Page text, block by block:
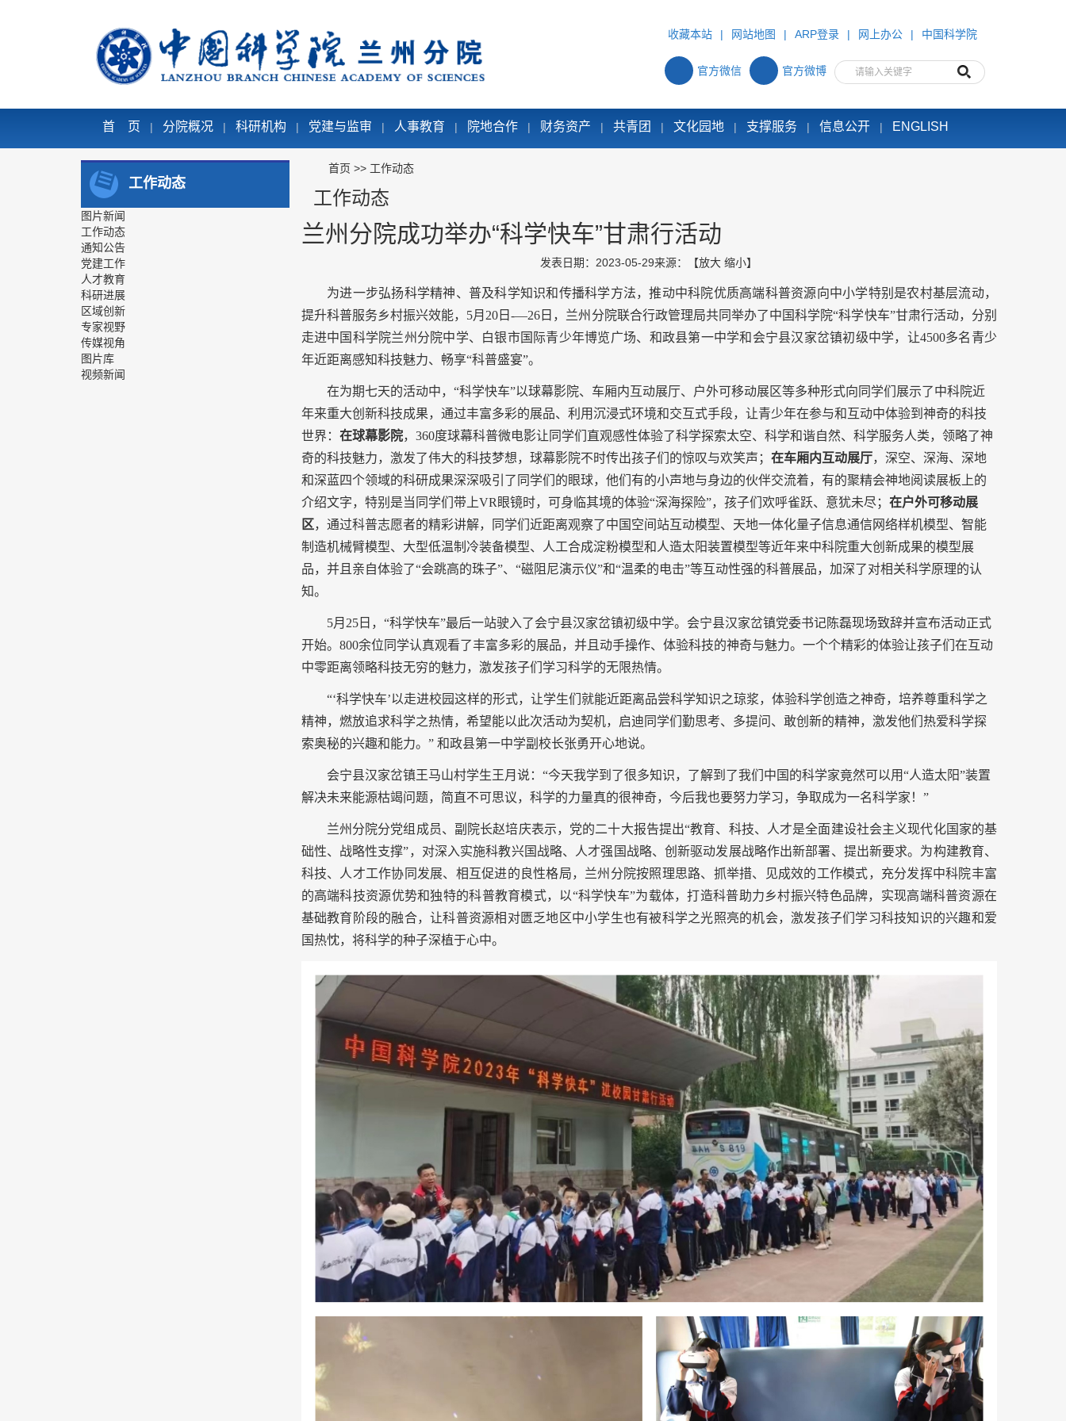
收藏本站 | 网站地图 | ARP登录 | 网上办公 | 中国科学院
官方微信 官方微博
首 页 | 分院概况 | 科研机构 | 党建与监审 | 人事教育 | 院地合作 | 财务资产 | 共青团 | 文化园地 | 支撑服务 | 信息公开 | ENGLISH
工作动态
图片新闻
工作动态
通知公告
党建工作
人才教育
科研进展
区域创新
专家视野
传媒视角
图片库
视频新闻
首页 >> 工作动态
工作动态
兰州分院成功举办“科学快车”甘肃行活动
发表日期：2023-05-29来源： 【放大 缩小】
为进一步弘扬科学精神、普及科学知识和传播科学方法，推动中科院优质高端科普资源向中小学特别是农村基层流动，
提升科普服务乡村振兴效能，5月20日-—26日，兰州分院联合行政管理局共同举办了中国科学院“科学快车”甘肃行活动，分别
走进中国科学院兰州分院中学、白银市国际青少年博览广场、和政县第一中学和会宁县汉家岔镇初级中学，让4500多名青少
年近距离感知科技魅力、畅享“科普盛宴”。
在为期七天的活动中，“科学快车”以球幕影院、车厢内互动展厅、户外可移动展区等多种形式向同学们展示了中科院近
年来重大创新科技成果，通过丰富多彩的展品、利用沉浸式环境和交互式手段，让青少年在参与和互动中体验到神奇的科技
世界： 在球幕影院， 360度球幕科普微电影让同学们直观感性体验了科学探索太空、科学和谐自然、科学服务人类，领略了神
奇的科技魅力，激发了伟大的科技梦想，球幕影院不时传出孩子们的惊叹与欢笑声； 在车厢内互动展厅，深空、深海、深地
和深蓝四个领域的科研成果深深吸引了同学们的眼球，他们有的小声地与身边的伙伴交流着，有的聚精会神地阅读展板上的
介绍文字，特别是当同学们带上VR 眼镜时，可身临其境的体验“深海探险”，孩子们欢呼雀跃、意犹未尽； 在户外可移动展
区，通过科普志愿者的精彩讲解，同学们近距离观察了中国空间站互动模型、天地一体化量子信息通信网络样机模型、智能
制造机械臂模型、大型低温制冷装备模型、人工合成淀粉模型和人造太阳装置模型等近年来中科院重大创新成果的模型展
品，并且亲自体验了“会跳高的珠子”、“磁阻尼演示仪”和“温柔的电击”等互动性强的科普展品，加深了对相关科学原理的认
知。
5月 25日 ，“科学快车”最后一站驶入了会宁县汉家岔镇初级中学。会宁县汉家岔镇党委书记陈磊现场致辞并宣布活动正式
开始。 800余位同学认真观看了丰富多彩的展品，并且动手操作、体验科技的神奇与魅力。一个个精彩的体验让孩子们在互动
中零距离领略科技无穷的魅力，激发孩子们学习科学的无限热情。
“‘科学快车’以走进校园这样的形式，让学生们就能近距离品尝科学知识之琼浆，体验科学创造之神奇，培养尊重科学之
精神，燃放追求科学之热情，希望能以此次活动为契机，启迪同学们勤思考、多提问、敢创新的精神，激发他们热爱科学探
索奥秘的兴趣和能力。” 和政县第一中学副校长张勇开心地说。
会宁县汉家岔镇王马山村学生王月说：“今天我学到了很多知识，了解到了我们中国的科学家竟然可以用“人造太阳”装置
解决未来能源枯竭问题，简直不可思议，科学的力量真的很神奇，今后我也要努力学习，争取成为一名科学家！ ”
兰州分院分党组成员、副院长赵培庆表示，党的二十大报告提出“教育、科技、人才是全面建设社会主义现代化国家的基
础性、战略性支撑”，对深入实施科教兴国战略、人才强国战略、创新驱动发展战略作出新部署、提出新要求。为构建教育、
科技、人才工作协同发展、相互促进的良性格局，兰州分院按照理思路、抓举措、见成效的工作模式，充分发挥中科院丰富
的高端科技资源优势和独特的科普教育模式，以“科学快车”为载体，打造科普助力乡村振兴特色品牌，实现高端科普资源在
基础教育阶段的融合，让科普资源相对匮乏地区中小学生也有被科学之光照亮的机会，激发孩子们学习科技知识的兴趣和爱
国热忱，将科学的种子深植于心中。